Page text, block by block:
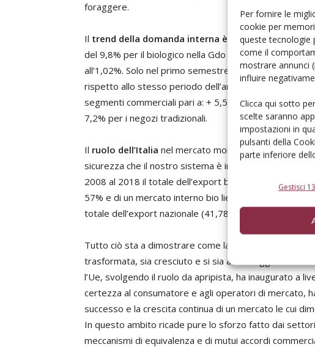
Per fornire le
cookie per
queste tecnologie
come il
mostrare annunci
influire
Clicca qui sotto
scelte saranno
impostazioni in
pulsanti della
parte inferiore
Gestisci
foraggere.
Il trend della domanda interna è crescentefin dal
del 9,8% per il biologico nella Gdo a fronte della
all’1,02%. Solo nel primo semestre del 2019 Ismea
rispetto allo stesso periodo dell’anno precedente
segmenti commerciali pari a: + 5,5% per la
7,2% per i negozi tradizionali.
Il ruolo dell’Italia nel mercato mondiale è via via
sicurezza che il nostro sistema è in grado di
2008 al 2018 il totale dell’export bio è cresciuto del
57% e di un mercato interno bio lievitato del 178%. I
totale dell’export nazionale (41,78 miliardi di €) per il
Tutto ciò sta a dimostrare come la filiera del
trasformata, sia cresciuto e si sia avvantaggiato di una
l’Ue, svolgendo il ruolo da apripista, ha inaugurato a
certezza al consumatore e agli operatori di mercato,
successo e la crescita continua di un mercato le cui
In questo ambito ricade pure lo sforzo fatto dai
meccanismi di equivalenza e di mutui accordi